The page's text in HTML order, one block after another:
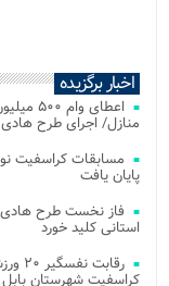
اخبار برگزیده
منازل/ اجرای طرح هادی در ۲۲ روستای نور طی
مسابقات کراسفیت
پایان یافت
فاز نخست طرح هادی
استانی کلید خورد
کراسفیت شهرستان